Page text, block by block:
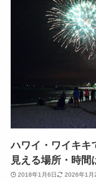
ハワイ・ワイキキ
見える場所・時間
2018年1月6日 2026年1月